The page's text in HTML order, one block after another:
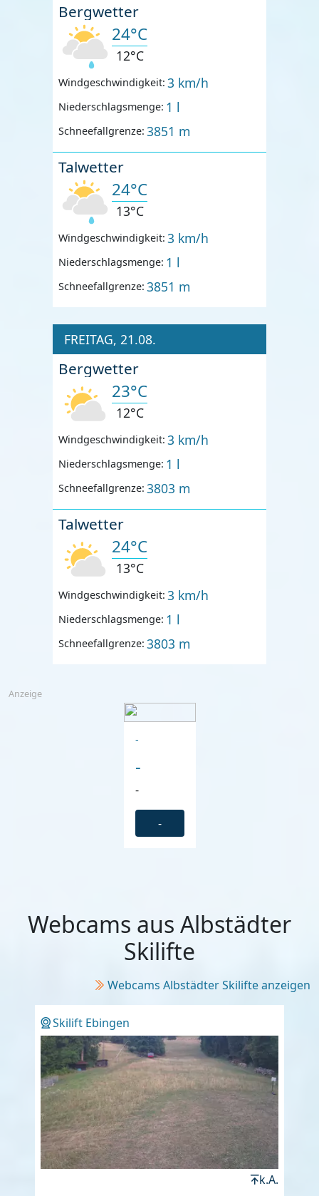
Bergwetter
24°C
12°C
Windgeschwindigkeit: 3 km/h
Niederschlagsmenge: 1 l
Schneefallgrenze: 3851 m
Talwetter
24°C
13°C
Windgeschwindigkeit: 3 km/h
Niederschlagsmenge: 1 l
Schneefallgrenze: 3851 m
FREITAG, 21.08.
Bergwetter
23°C
12°C
Windgeschwindigkeit: 3 km/h
Niederschlagsmenge: 1 l
Schneefallgrenze: 3803 m
Talwetter
24°C
13°C
Windgeschwindigkeit: 3 km/h
Niederschlagsmenge: 1 l
Schneefallgrenze: 3803 m
Anzeige
-
-
-
-
Webcams aus Albstädter
Skilifte
Webcams Albstädter Skilifte anzeigen
Skilift Ebingen
k.A.